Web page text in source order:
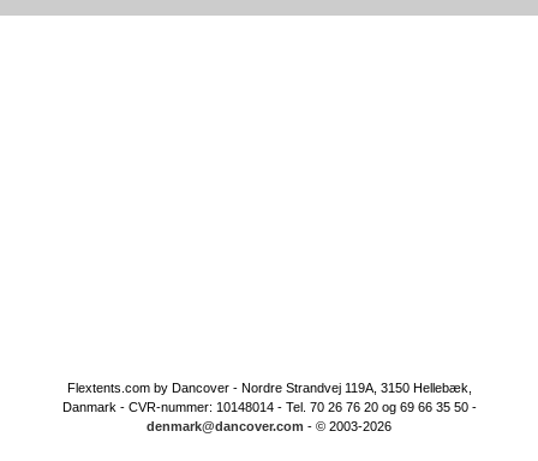
Flextents.com by Dancover - Nordre Strandvej 119A, 3150 Hellebæk,
Danmark - CVR-nummer: 10148014 - Tel. 70 26 76 20 og 69 66 35 50 -
denmark@dancover.com - © 2003-2026